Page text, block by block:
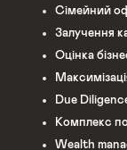
Сімейний
Залучення
Оцінка
Due
Комплекс
Wealth